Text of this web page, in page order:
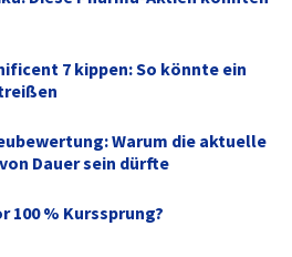
7 kippen: So könnte ein
Warum die aktuelle
Dauer sein dürfte
100 % Kurssprung?